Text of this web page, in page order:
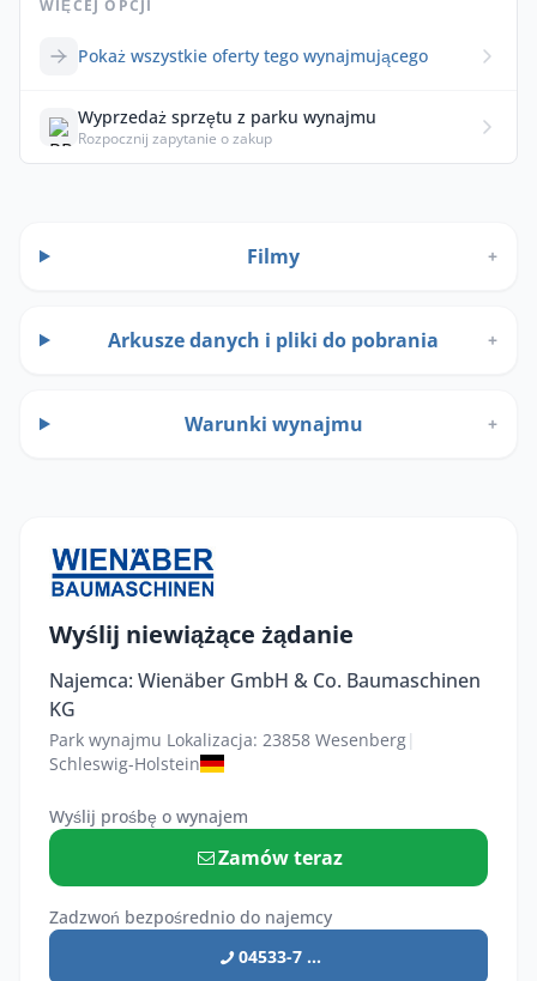
WIĘCEJ OPCJI
Pokaż wszystkie oferty tego wynajmującego
Wyprzedaż sprzętu z parku wynajmu
Rozpocznij zapytanie o zakup
Filmy +
Arkusze danych i pliki do pobrania +
Warunki wynajmu +
Wyślij niewiążące żądanie
Najemca: Wienäber GmbH & Co. Baumaschinen
KG
Park wynajmu Lokalizacja: 23858 Wesenberg|
Schleswig-Holstein
Wyślij prośbę o wynajem
Zamów teraz
Zadzwoń bezpośrednio do najemcy
04533-7 ...